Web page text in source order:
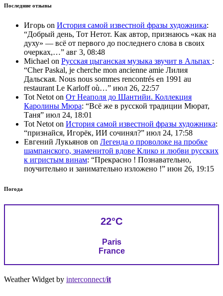
Последние отзывы
Игорь on История самой известной фразы художника:
“Добрый день, Тот Нетот. Как автор, признаюсь «как на
духу» — всё от первого до последнего слова в своих
очерках,…” авг 3, 08:48
Michael on Русская цыганская музыка звучит в Альпах :
“Cher Paskal, je cherche mon ancienne amie Лилия
Дальская. Nous nous sommes rencontrés en 1991 au
restaurant Le Karloff où…” июл 26, 22:57
Tot Netot on От Неаполя до Шантийи. Коллекция
Каролины Мюра: “Всё же в русской традиции Мюрат,
Таня” июл 24, 18:01
Tot Netot on История самой известной фразы художника:
“признайся, Игорёк, ИИ сочинял?” июл 24, 17:58
Евгений Лукьянов on Легенда о проволоке на пробке
шампанского, знаменитой вдове Клико и любви русских
к игристым винам: “Прекрасно ! Познавательно,
поучительно и занимательно изложено !” июн 26, 19:15
Погода
22°C
Paris
France
Weather Widget by interconnect/it